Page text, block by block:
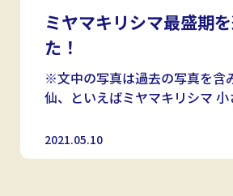
ミヤマキリシマ最盛期
た！
※文中の写真は過去の写真を含
仙、といえばミヤマキリシマ
2021.05.10